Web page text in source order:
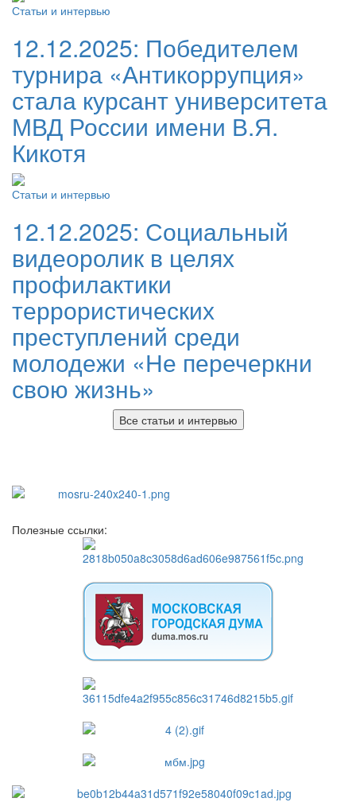
Статьи и интервью
12.12.2025: Победителем
турнира «Антикоррупция»
стала курсант университета
МВД России имени В.Я.
Кикотя
Статьи и интервью
12.12.2025: Социальный
видеоролик в целях
профилактики
террористических
преступлений среди
молодежи «Не перечеркни
свою жизнь»
Все статьи и интервью
Полезные ссылки: